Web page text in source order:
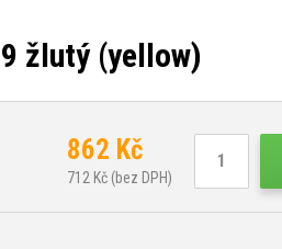
žlutý (yellow)
862 Kč
712 Kč (bez DPH)